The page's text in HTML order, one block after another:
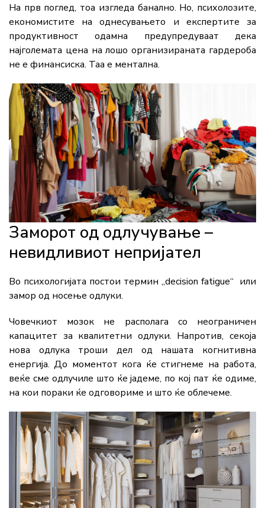
На прв поглед, тоа изгледа банално. Но, психолозите,
економистите на однесувањето и експертите за
продуктивност одамна предупредуваат дека
најголемата цена на лошо организираната гардероба
не е финансиска. Таа е ментална.
Заморот од одлучување –
невидливиот непријател
Во психологијата постои термин „decision fatigue“ или
замор од носење одлуки.
Човечкиот мозок не располага со неограничен
капацитет за квалитетни одлуки. Напротив, секоја
нова одлука троши дел од нашата когнитивна
енергија. До моментот кога ќе стигнеме на работа,
веќе сме одлучиле што ќе јадеме, по кој пат ќе одиме,
на кои пораки ќе одговориме и што ќе облечеме.